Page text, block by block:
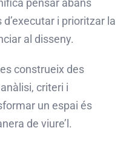
pensar abans
i prioritzar la
al disseny.
construeix des
criteri i
un espai és
de viure’l.